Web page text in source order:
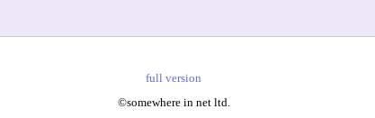
full version
©somewhere in net ltd.